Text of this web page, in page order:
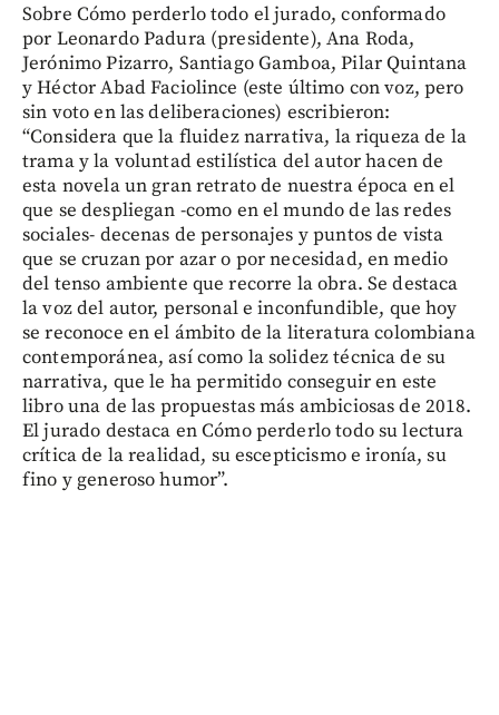
Sobre Cómo perderlo todo el jurado, conformado
por Leonardo Padura (presidente), Ana Roda,
Jerónimo Pizarro, Santiago Gamboa, Pilar Quintana
y Héctor Abad Faciolince (este último con voz, pero
sin voto en las deliberaciones) escribieron:
“Considera que la fluidez narrativa, la riqueza de la
trama y la voluntad estilística del autor hacen de
esta novela un gran retrato de nuestra época en el
que se despliegan -como en el mundo de las redes
sociales- decenas de personajes y puntos de vista
que se cruzan por azar o por necesidad, en medio
del tenso ambiente que recorre la obra. Se destaca
la voz del autor, personal e inconfundible, que hoy
se reconoce en el ámbito de la literatura colombiana
contemporánea, así como la solidez técnica de su
narrativa, que le ha permitido conseguir en este
libro una de las propuestas más ambiciosas de 2018.
El jurado destaca en Cómo perderlo todo su lectura
crítica de la realidad, su escepticismo e ironía, su
fino y generoso humor”.